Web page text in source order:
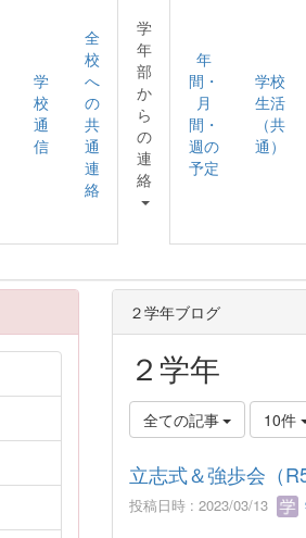
学
校
通
信
全
校
へ
の
共
通
連
絡
学
年
部
か
ら
の
連
絡
年
間・
月
間・
週の
予定
学校
生活
（共
通）
２学年ブログ
２学年
全ての記事 10件
立志式＆強歩会（
投稿日時 : 2023/03/13